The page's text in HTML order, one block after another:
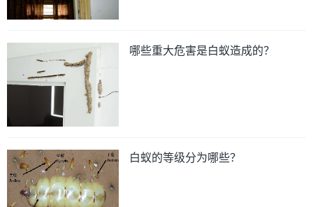
哪些重大危害是白蚁造成的？
白蚁的等级分为哪些？